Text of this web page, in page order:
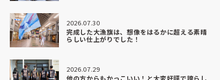
た。
生徒たちも上から身を乗り出して見ているほどで、
チームとしての一体感がより強くなったように感じていま
す。
2026.07.30
完成した大漁旗は、想像をはるかに超える素晴
らしい仕上がりでした！
2026.07.29